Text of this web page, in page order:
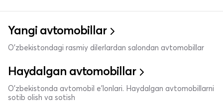
Yangi avtomobillar
O'zbekistondagi rasmiy dilerlardan salondan avtomobillar
Haydalgan avtomobillar
O'zbekistonda avtomobil e’lonlari. Haydalgan avtomobillarni
sotib olish va sotish